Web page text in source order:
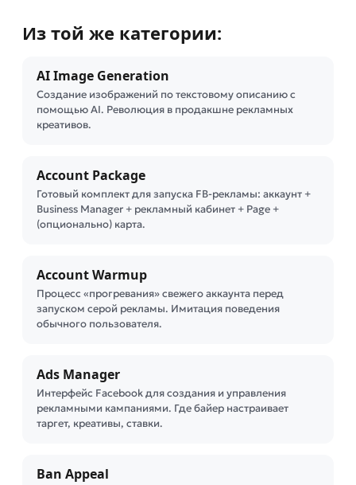
Из той же категории:
AI Image Generation
Создание изображений по текстовому описанию с
помощью AI. Революция в продакшне рекламных
креативов.
Account Package
Готовый комплект для запуска FB-рекламы: аккаунт +
Business Manager + рекламный кабинет + Page +
(опционально) карта.
Account Warmup
Процесс «прогревания» свежего аккаунта перед
запуском серой рекламы. Имитация поведения
обычного пользователя.
Ads Manager
Интерфейс Facebook для создания и управления
рекламными кампаниями. Где байер настраивает
таргет, креативы, ставки.
Ban Appeal